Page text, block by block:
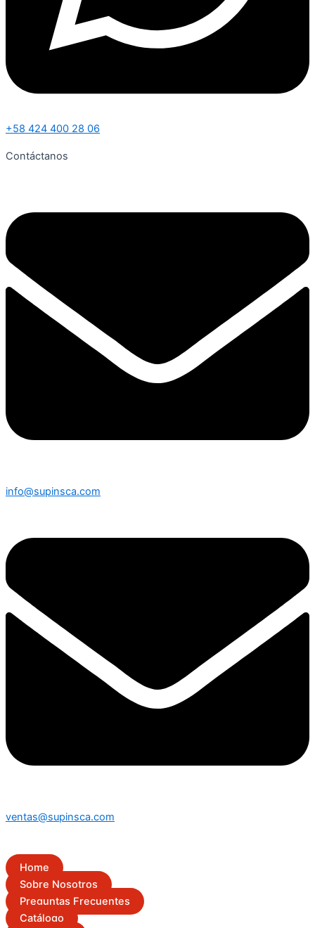
+58 424 400 28 06
Contáctanos
info@supinsca.com
ventas@supinsca.com
Home
Sobre Nosotros
Preguntas Frecuentes
Catálogo